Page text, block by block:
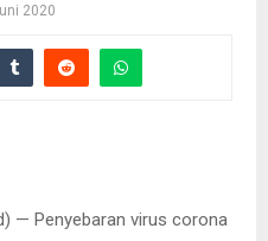
2020
— Penyebaran virus corona